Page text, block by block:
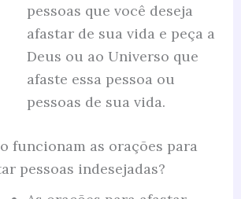
pessoas que você deseja
afastar de sua vida e peça a
Deus ou ao Universo que
afaste essa pessoa ou
pessoas de sua vida.
funcionam as orações para
pessoas indesejadas?